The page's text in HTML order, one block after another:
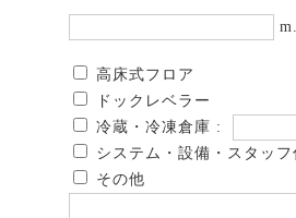
高床式フロア
ドックレベラー
冷蔵・冷凍倉庫 :
システム・設備・スタッ
その他